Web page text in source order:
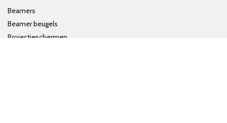
Beamers
Beamer beugels
Projectieschermen